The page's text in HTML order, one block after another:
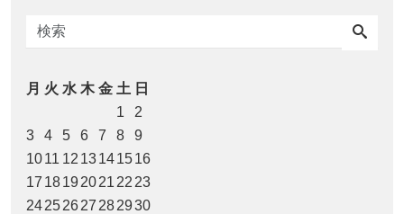
月 火 水 木 金 土 日
1
2
3
4 5 6 7 8
9
1011 12 13141516
17 18192021 22 23
24252627 282930